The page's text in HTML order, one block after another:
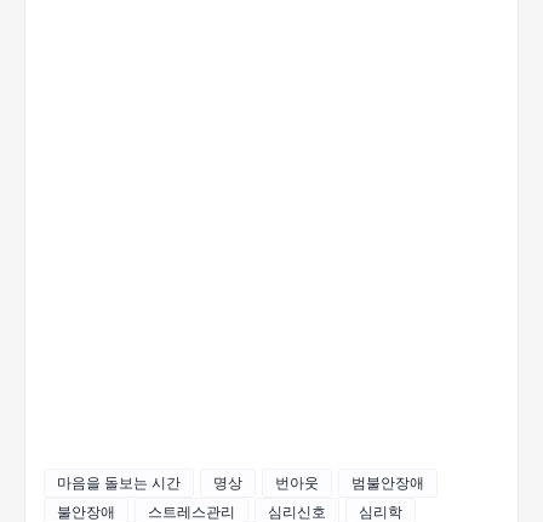
마음을 돌보는 시간 명상 번아웃
범불안장애
불안장애
스트레스관리 심리신호
심리학